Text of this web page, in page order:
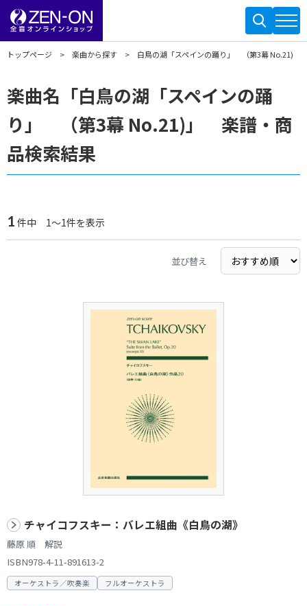
トップページ 楽曲から探す 白鳥の湖「スペインの踊り」 （第3幕 No.21)
楽曲名「白鳥の湖「スペインの踊
り」 （第3幕 No.21)」 楽譜・商
品検索結果
1 件中 1～1件を表示
並び替え
チャイコフスキー：バレエ組曲《白鳥の湖》
藤原 順 解説
ISBN978-4-11-891613-2
オーケストラ／吹奏楽 フルオーケストラ